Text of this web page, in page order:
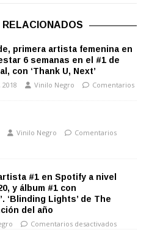
primera artista femenina en
6 semanas en el #1 de
con ‘Thank U, Next’
Vinilo Negro
Comentarios
Vinilo Negro
Comentarios
#1 en Spotify a nivel
y álbum #1 con
‘Blinding Lights’ de The
del año
Comentarios desactivados